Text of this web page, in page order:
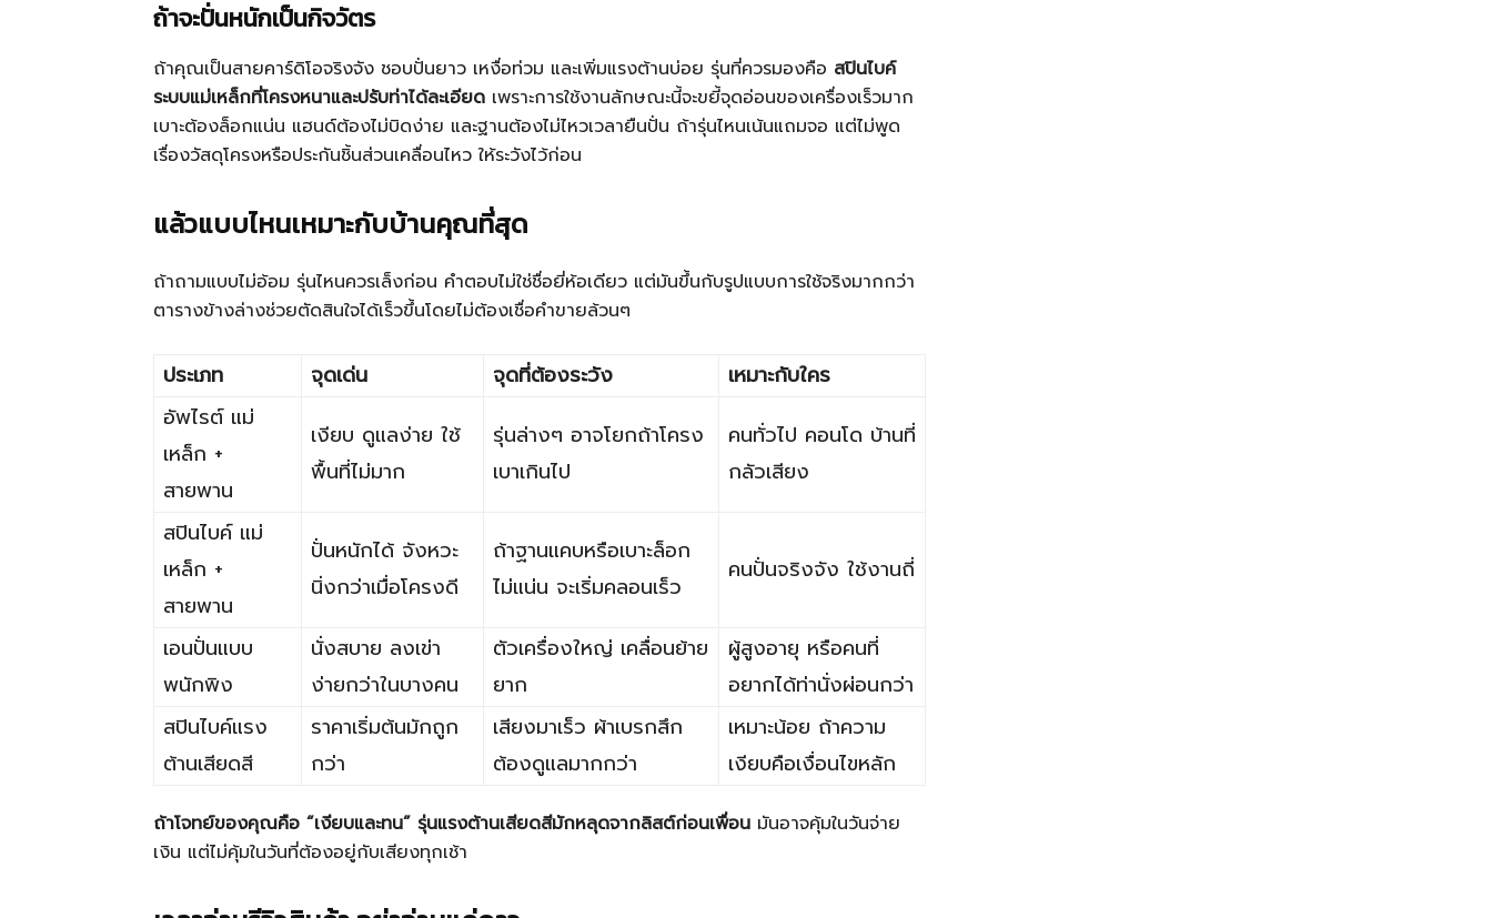
ถ้าจะปั่นหนักเป็นกิจวัตร
ถ้าคุณเป็นสายคาร์ดิโอจริงจัง ชอบปั่นยาว เหงื่อท่วม และเพิ่มแรงต้านบ่อย รุ่นที่ควรมองคือ สปินไบค์
ระบบแม่เหล็กที่โครงหนาและปรับท่าได้ละเอียด เพราะการใช้งานลักษณะนี้จะขยี้จุดอ่อนของเครื่องเร็วมาก
เบาะต้องล็อกแน่น แฮนด์ต้องไม่บิดง่าย และฐานต้องไม่ไหวเวลายืนปั่น ถ้ารุ่นไหนเน้นแถมจอ แต่ไม่พูด
เรื่องวัสดุโครงหรือประกันชิ้นส่วนเคลื่อนไหว ให้ระวังไว้ก่อน
แล้วแบบไหนเหมาะกับบ้านคุณที่สุด
ถ้าถามแบบไม่อ้อม รุ่นไหนควรเล็งก่อน คำตอบไม่ใช่ชื่อยี่ห้อเดียว แต่มันขึ้นกับรูปแบบการใช้จริงมากกว่า
ตารางข้างล่างช่วยตัดสินใจได้เร็วขึ้นโดยไม่ต้องเชื่อคำขายล้วนๆ
ประเภท จุดเด่น จุดที่ต้องระวัง
เหมาะกับใคร
อัพไรต์ แม่
เหล็ก +
สายพาน
เงียบ ดูแลง่าย ใช้
พื้นที่ไม่มาก
รุ่นล่างๆ อาจโยกถ้าโครง
เบาเกินไป
คนทั่วไป คอนโด บ้านที่
กลัวเสียง
สปินไบค์ แม่
เหล็ก +
สายพาน
ปั่นหนักได้ จังหวะ
นิ่งกว่าเมื่อโครงดี
ถ้าฐานแคบหรือเบาะล็อก
ไม่แน่น จะเริ่มคลอนเร็ว
คนปั่นจริงจัง ใช้งานถี่
เอนปั่นแบบ
พนักพิง
นั่งสบาย ลงเข่า
ง่ายกว่าในบางคน
ตัวเครื่องใหญ่ เคลื่อนย้าย
ยาก
ผู้สูงอายุ หรือคนที่
อยากได้ท่านั่งผ่อนกว่า
สปินไบค์แรง
ต้านเสียดสี
ราคาเริ่มต้นมักถูก
กว่า
เสียงมาเร็ว ผ้าเบรกสึก
ต้องดูแลมากกว่า
เหมาะน้อย ถ้าความ
เงียบคือเงื่อนไขหลัก
ถ้าโจทย์ของคุณคือ “เงียบและทน” รุ่นแรงต้านเสียดสีมักหลุดจากลิสต์ก่อนเพื่อน มันอาจคุ้มในวันจ่าย
เงิน แต่ไม่คุ้มในวันที่ต้องอยู่กับเสียงทุกเช้า